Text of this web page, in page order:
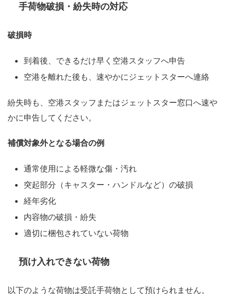
手荷物破損・紛失時の対応
破損時
到着後、できるだけ早く空港スタッフへ申告
空港を離れた後も、速やかにジェットスターへ連絡
紛失時も、空港スタッフまたはジェットスター窓口へ速や
かに申告してください。
補償対象外となる場合の例
通常使用による軽微な傷・汚れ
突起部分（キャスター・ハンドルなど）の破損
経年劣化
内容物の破損・紛失
適切に梱包されていない荷物
預け入れできない荷物
以下のような荷物は受託手荷物として預けられません。